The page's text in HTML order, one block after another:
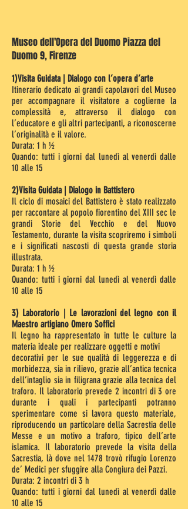
Museo dell'Opera del Duomo Piazza del
Duomo 9, Firenze
1)Visita Guidata | Dialogo con l’opera d’arte
Itinerario dedicato ai grandi capolavori del Museo
per accompagnare il visitatore a coglierne la
complessità e, attraverso il dialogo con
l’educatore e gli altri partecipanti, a riconoscerne
l’originalità e il valore.
Durata: 1 h ½
Quando: tutti i giorni dal lunedì al venerdì dalle
10 alle 15
2)Visita Guidata | Dialogo in Battistero
Il ciclo di mosaici del Battistero è stato realizzato
per raccontare al popolo fiorentino del XIII sec le
grandi Storie del Vecchio e del Nuovo
Testamento, durante la visita scopriremo i simboli
e i significati nascosti di questa grande storia
illustrata.
Durata: 1 h ½
Quando: tutti i giorni dal lunedì al venerdì dalle
10 alle 15
3) Laboratorio | Le lavorazioni del legno con il
Maestro artigiano Omero Soffici
Il legno ha rappresentato in tutte le culture la
materia ideale per realizzare oggetti e motivi
decorativi per le sue qualità di leggerezza e di
morbidezza, sia in rilievo, grazie all’antica tecnica
dell’intaglio sia in filigrana grazie alla tecnica del
traforo. Il laboratorio prevede 2 incontri di 3 ore
durante i quali i partecipanti potranno
sperimentare come si lavora questo materiale,
riproducendo un particolare della Sacrestia delle
Messe e un motivo a traforo, tipico dell’arte
islamica. Il laboratorio prevede la visita della
Sacrestia, là dove nel 1478 trovò rifugio Lorenzo
de’ Medici per sfuggire alla Congiura dei Pazzi.
Durata: 2 incontri di 3 h
Quando: tutti i giorni dal lunedì al venerdì dalle
10 alle 15